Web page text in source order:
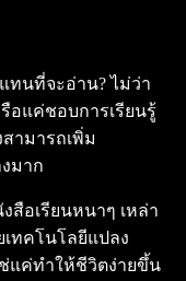
ทนที่จะอ่าน? ไม่ว่า
อแค่ชอบการเรียนรู้
สามารถเพิ่ม
มาก
สือเรียนหนาๆ เหล่า
เทคโนโลยีแปลง
ช่แค่ทำให้ชีวิตง่ายขึ้น